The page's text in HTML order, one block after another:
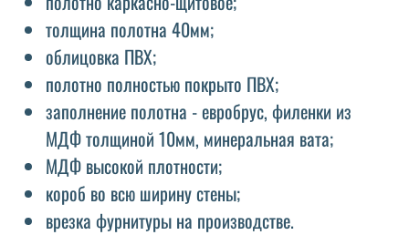
толщина полотна 40мм;
облицовка ПВХ;
полотно полностью покрыто ПВХ;
заполнение полотна - евробрус, филенки из
МДФ толщиной 10мм, минеральная вата;
МДФ высокой плотности;
короб во всю ширину стены;
врезка фурнитуры на производстве.